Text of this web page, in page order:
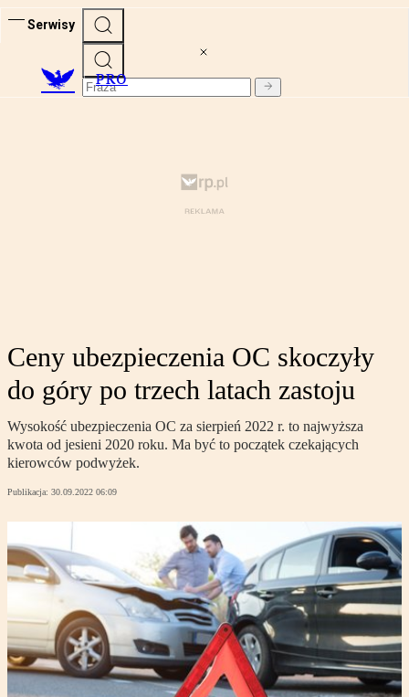
Serwisy
PRO
Ceny ubezpieczenia OC skoczyły
do góry po trzech latach zastoju
Wysokość ubezpieczenia OC za sierpień 2022 r. to najwyższa
kwota od jesieni 2020 roku. Ma być to początek czekających
kierowców podwyżek.
Publikacja: 30.09.2022 06:09